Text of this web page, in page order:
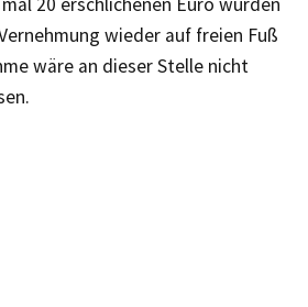
wieder auf freien Fuß
wäre an dieser Stelle nicht